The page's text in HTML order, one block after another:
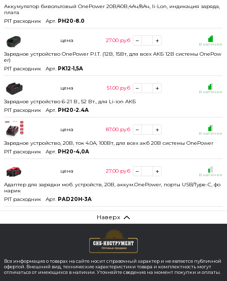
Аккумулятор бивольтовый OnePower 20В/40В,4Ач/8Ач, li-Lon, индикация заряда,
плата
PIT расходник
Арт. PH20-8.0
Зарядное устройство OnePower P.I.T. (12В, 15Вт, для всех АКБ 12В системы OnePow
er)
PIT расходник
Арт. PK12-1,5A
В наличии
цена 27.00 руб
Зарядное устройство 6-21 В., 52 Вт., для Li-ion АКБ
PIT расходник
Арт. PH20-2.4А
В наличии
цена 51.00 руб
Зарядное устройство, 20В, ток 4.0А, 100Вт, для всех акб 20В системы OnePower
PIT расходник
Арт. PH20-4,0A
В наличии
цена 87.00 руб
Адаптер для зарядки моб. устройств, 20В, аккум.OnePower, порты USB/Type-C, фо
нарик
PIT расходник
Арт. PAD20H-3A
В наличии
цена 27.00 руб
Наверх
Вся информация о товарах на сайте носит справочный характер и не является публичной
офертой. Внешний вид, технические характеристики товара и комплектность могут
отличаться от имеющихся в наличии. Уточняйте сведения на момент покупки и оплаты.